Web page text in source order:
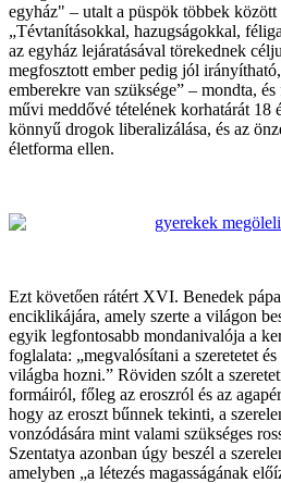
egyház" – utalt a püspök többek
„Tévtanításokkal, hazugságokkal,
az egyház lejáratásával törekednek
megfosztott ember pedig jól
emberekre van szüksége” – mondta,
művi meddővé tételének korhatárát 18
könnyű drogok liberalizálása, és az
életforma ellen.
Ezt követően rátért XVI. Benedek
enciklikájára, amely szerte a világon
egyik legfontosabb mondanivalója a
foglalata: „megvalósítani a szeretetet
világba hozni.” Röviden szólt a
formáiról, főleg az eroszról és az
hogy az eroszt bűnnek tekinti, a
vonzódására mint valami szükséges
Szentatya azonban úgy beszél a
amelyben „a létezés magasságának